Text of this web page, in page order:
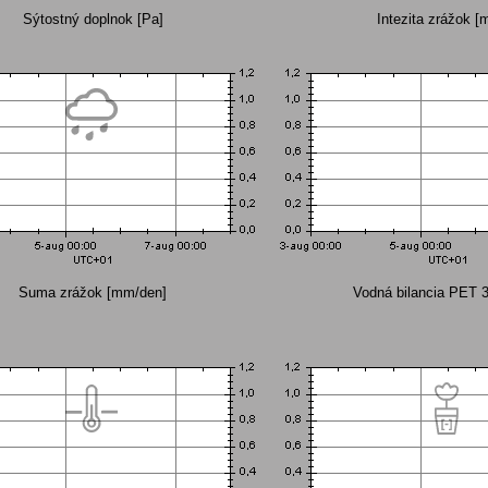
Sýtostný doplnok [Pa] Intezita zrážok
Suma zrážok [mm/den] Vodná bilancia PET